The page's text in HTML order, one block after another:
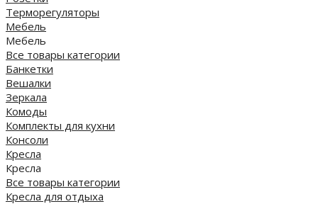
Терморегуляторы
Мебель
Мебель
Все товары категории
Банкетки
Вешалки
Зеркала
Комоды
Комплекты для кухни
Консоли
Кресла
Кресла
Все товары категории
Кресла для отдыха